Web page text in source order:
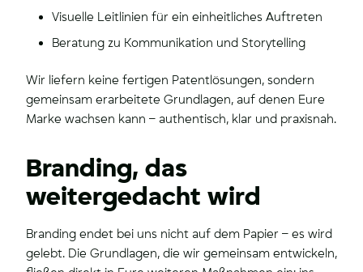
Visuelle Leitlinien für ein einheitliches Auftreten
Beratung zu Kommunikation und Storytelling
Wir liefern keine fertigen Patentlösungen, sondern
gemeinsam erarbeitete Grundlagen, auf denen Eure
Marke wachsen kann – authentisch, klar und praxisnah.
Branding, das
weitergedacht wird
Branding endet bei uns nicht auf dem Papier – es wird
gelebt. Die Grundlagen, die wir gemeinsam entwickeln,